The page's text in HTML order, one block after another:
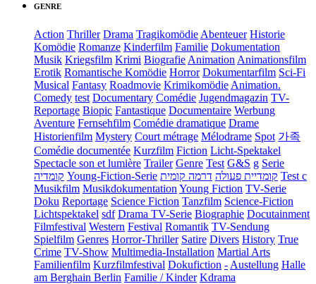
GENRE
Action Thriller Drama Tragikomödie Abenteuer Historie
Komödie Romanze Kinderfilm Familie Dokumentation
Musik Kriegsfilm Krimi Biografie Animation Animationsfilm
Erotik Romantische Komödie Horror Dokumentarfilm Sci-Fi
Musical Fantasy Roadmovie Krimikomödie Animation.
Comedy test Documentary Comédie Jugendmagazin TV-
Reportage Biopic Fantastique Documentaire Werbung
Aventure Fernsehfilm Comédie dramatique Drame
Historienfilm Mystery Court métrage Mélodrame Spot 가족
Comédie documentée Kurzfilm Fiction Licht-Spektakel
Spectacle son et lumière Trailer Genre Test G&S g Serie
קומדיה Young-Fiction-Serie קומדיית פעולה דרמה קומית
Test c
Musikfilm Musikdokumentation Young Fiction TV-Serie
Doku Reportage Science Fiction Tanzfilm Science-Fiction
Lichtspektakel sdf Drama TV-Serie Biographie Docutainment
Filmfestival Western Festival Romantik TV-Sendung
Spielfilm Genres Horror-Thriller Satire Divers History True
Crime TV-Show Multimedia-Installation Martial Arts
Familienfilm Kurzfilmfestival Dokufiction - Austellung Halle
am Berghain Berlin Familie / Kinder Kdrama